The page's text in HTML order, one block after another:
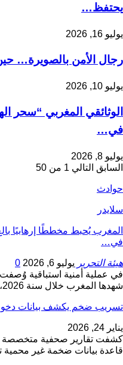
يحتفظ…
يوليو 16, 2026
رجال الأمن بالصويرة…
يوليو 10, 2026
الوثائقي المغربي “سحر
في…
يوليو 8, 2026
السابق التالي 1 من 50
حوادث
سلايدر
المغرب يُحبط مخططًا إرهابيًا
في…
هيئة التحرير يوليو 6, 2026
0
في عملية أمنية استباقية وُصفت
شهدها المغرب خلال سنة 2026، تمكن المكتب المركزي…
تسريب ضخم يكشف بيانات دخول 149 مليون مستخدم على
يناير 24, 2026
كشفت تقارير صحفية متخصصة
قاعدة بيانات ضخمة غير محمية تحتوي على